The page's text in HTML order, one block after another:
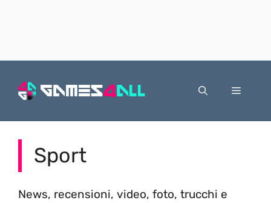
Menu
Sport
News, recensioni, video, foto, trucchi e